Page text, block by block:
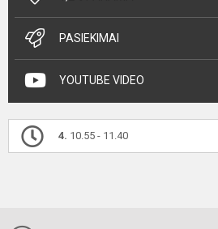
PASIEKIMAI
YOUTUBE VIDEO
4. 10.55 - 11.40